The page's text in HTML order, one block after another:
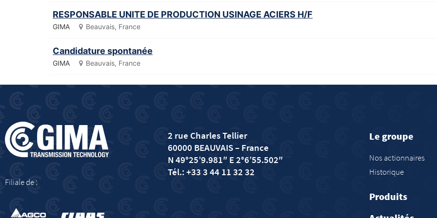
RESPONSABLE UNITE DE PRODUCTION USINAGE ACIERS H/F
GIMA Beauvais, France
Candidature spontanée
GIMA Beauvais, France
Filiale de :
2 rue Charles Tellier
60000 BEAUVAIS– France
N 49°25’9.981″ E 2°6’55.502″
Tél.: +33 3 44 11 32 32
Le groupe
Nos actionnaires
Historique
Produits